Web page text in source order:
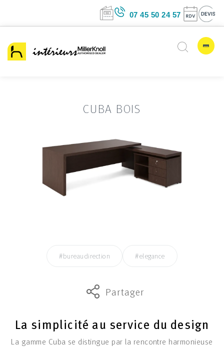
07 45 50 24
CUBA BOIS
#bureaudirection #elegance
Partager
La simplicité au service du design
La gamme Cuba se distingue par la rencontre harmonieuse